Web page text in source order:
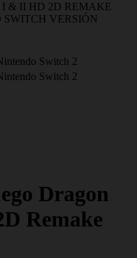
& II HD 2D REMAKE
VERSIÓN
Switch 2
Switch 2
Dragon
Remake